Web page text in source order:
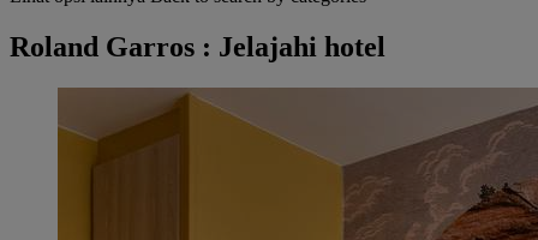
Roland Garros : Jelajahi hotel